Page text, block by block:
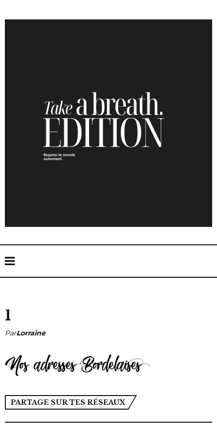
1
ParLorraine
PARTAGE SUR TES RÉSEAUX